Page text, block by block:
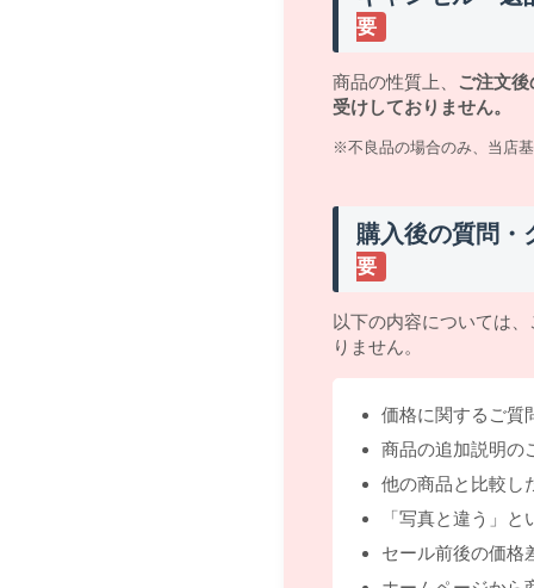
要
商品の性質上、 ご注文
受けしておりません。
※不良品の場合のみ、当店
購入後の質問・
要
以下の内容については
りません。
価格に関するご質
商品の追加説明の
他の商品と比較し
「写真と違う」
セール前後の価格